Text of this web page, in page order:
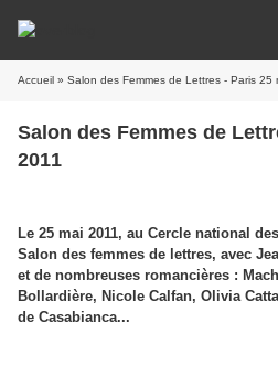
Accueil » Salon des Femmes de Lettres - Paris 25
Salon des Femmes de
2011
Le 25 mai 2011, au Cercle national
Salon des femmes de lettres, avec
et de nombreuses romancières :
Bollardière, Nicole Calfan, Olivia
de Casabianca...